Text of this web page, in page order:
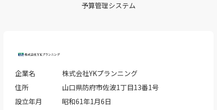
予算管理システム
企業名
株式会社YKプランニング
住所
山口県防府市佐波1丁目13番1号
設立年月
昭和61年1月6日